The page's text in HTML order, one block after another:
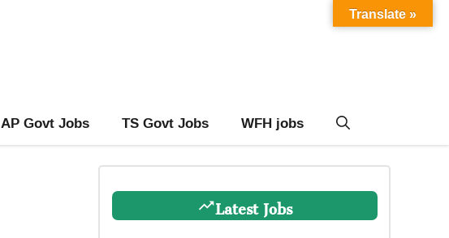
AP Govt Jobs TS Govt Jobs WFH jobs
Latest Jobs
Translate »